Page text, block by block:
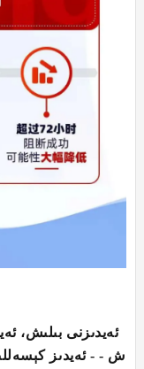
ئەيدىز نى بىلىش،
ش - - ئەيدىز